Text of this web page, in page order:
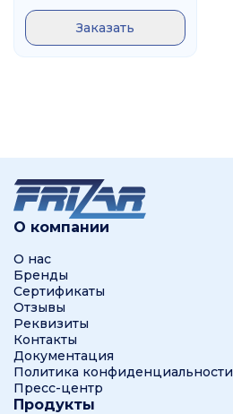
Заказать
О компании
О нас
Бренды
Сертификаты
Отзывы
Реквизиты
Контакты
Документация
Политика конфиденциальности
Пресс-центр
Продукты